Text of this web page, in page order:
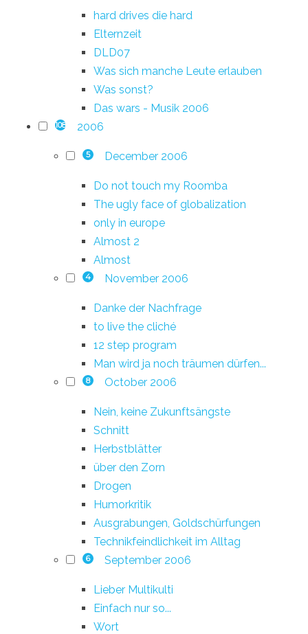
hard drives die hard
Elternzeit
DLD07
Was sich manche Leute erlauben
Was sonst?
Das wars - Musik 2006
108 2006
5 December 2006
Do not touch my Roomba
The ugly face of globalization
only in europe
Almost 2
Almost
4 November 2006
Danke der Nachfrage
to live the cliché
12 step program
Man wird ja noch träumen dürfen...
8 October 2006
Nein, keine Zukunftsängste
Schnitt
Herbstblätter
über den Zorn
Drogen
Humorkritik
Ausgrabungen, Goldschürfungen
Technikfeindlichkeit im Alltag
6 September 2006
Lieber Multikulti
Einfach nur so...
Wort